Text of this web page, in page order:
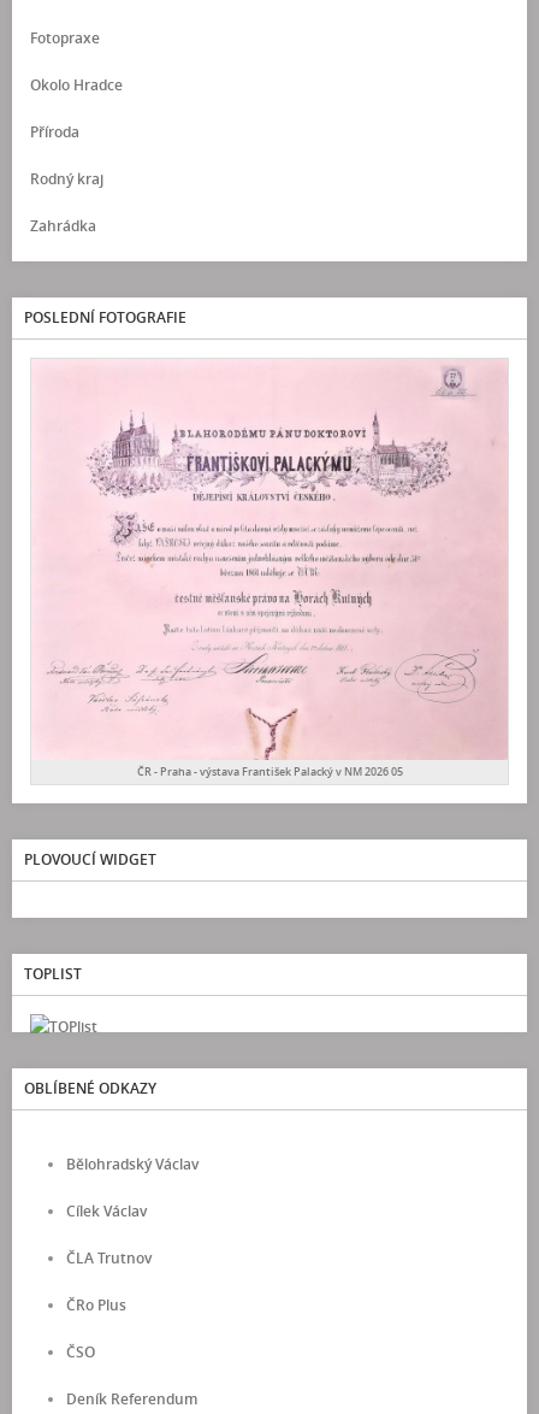
Fotopraxe
Okolo Hradce
Příroda
Rodný kraj
Zahrádka
POSLEDNÍ FOTOGRAFIE
ČR - Praha - výstava František Palacký v NM 2026 05
PLOVOUCÍ WIDGET
TOPLIST
OBLÍBENÉ ODKAZY
Bělohradský Václav
Cílek Václav
ČLA Trutnov
ČRo Plus
ČSO
Deník Referendum